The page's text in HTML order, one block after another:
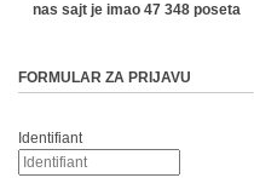
nas sajt je imao 47 348 poseta
FORMULAR ZA PRIJAVU
Identifiant